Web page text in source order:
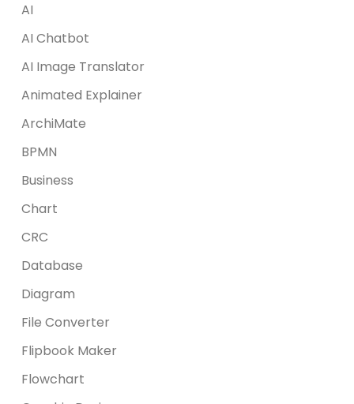
AI
AI Chatbot
AI Image Translator
Animated Explainer
ArchiMate
BPMN
Business
Chart
CRC
Database
Diagram
File Converter
Flipbook Maker
Flowchart